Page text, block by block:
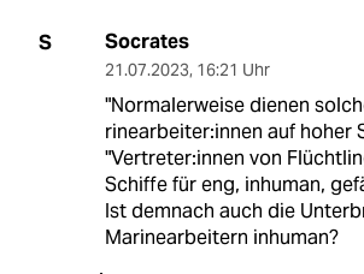
S Socrates
21.07.2023, 16:21 Uhr
"Normalerweise dienen
ri­ne­ar­bei­te­r:in­nen auf hoher
"Ver­tre­te­r:in­nen von
Schiffe für eng, inhuman,
Ist demnach auch die
Marinearbeitern inhuman?